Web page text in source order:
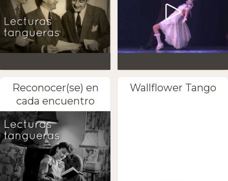
Reconocer(se) en
cada encuentro
Wallflower Tango